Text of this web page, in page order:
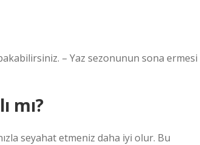
– Yaz sezonunun sona ermesi
mı?
seyahat etmeniz daha iyi olur. Bu